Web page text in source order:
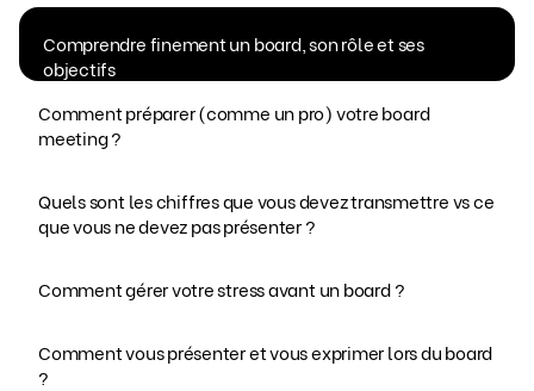
Comprendre finement un board, son rôle et ses
objectifs
Comment préparer (comme un pro) votre board
meeting ?
Quels sont les chiffres que vous devez transmettre vs ce
que vous ne devez pas présenter ?
Comment gérer votre stress avant un board ?
Comment vous présenter et vous exprimer lors du board
?